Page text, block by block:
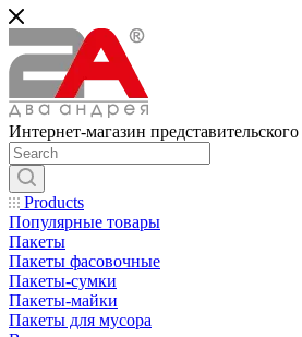
Интернет-магазин представительского
Products
Популярные товары
Пакеты
Пакеты фасовочные
Пакеты-сумки
Пакеты-майки
Пакеты для мусора